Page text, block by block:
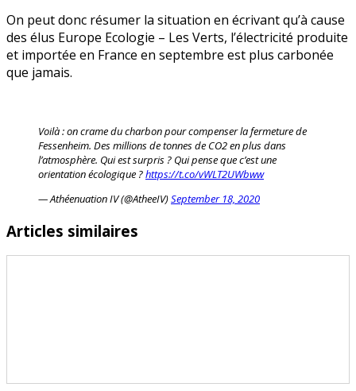
On peut donc résumer la situation en écrivant qu’à cause
des élus Europe Ecologie – Les Verts, l’électricité produite
et importée en France en septembre est plus carbonée
que jamais.
Voilà : on crame du charbon pour compenser la fermeture de
Fessenheim. Des millions de tonnes de CO2 en plus dans
l’atmosphère. Qui est surpris ? Qui pense que c’est une
orientation écologique ?https://t.co/vWLT2UWbww
— Athéenuation IV (@AtheeIV)September 18, 2020
Articles similaires